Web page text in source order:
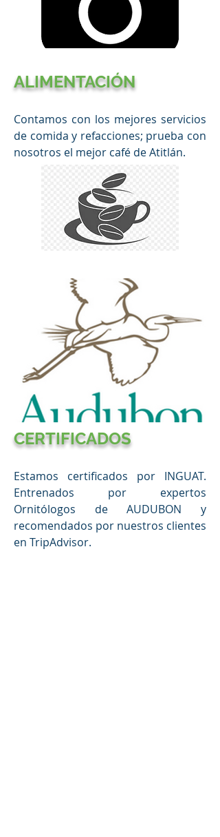
ALIMENTACIÓN
Contamos con los mejores servicios
de comida y refacciones; prueba con
nosotros el mejor café de Atitlán.
CERTIFICADOS
Estamos certificados por INGUAT.
Entrenados por expertos
Ornitólogos de AUDUBON y
recomendados por nuestros clientes
en TripAdvisor.